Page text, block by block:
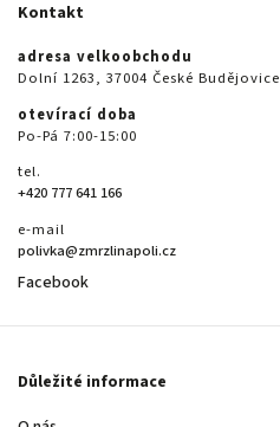
Kontakt
adresa velkoobchodu
Dolní 1263, 37004 České Budějovice
otevírací doba
Po-Pá 7:00-15:00
tel.
+420 777 641 166
e-mail
polivka@zmrzlinapoli.cz
Facebook
Důležité informace